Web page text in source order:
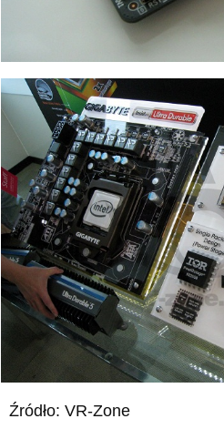
Źródło: VR-Zone